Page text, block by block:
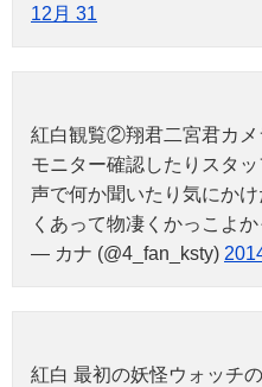
12月 31
紅白観覧②翔君二宮君カメ
モニター確認したりスタ
声で何か聞いたり気にか
くあって物凄くかっこよか
— カナ (@4_fan_ksty)
紅白 最初の妖怪ウォッチ